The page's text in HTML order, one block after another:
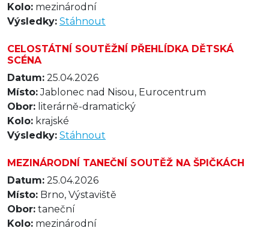
Kolo: mezinárodní
Výsledky: Stáhnout
CELOSTÁTNÍ SOUTĚŽNÍ PŘEHLÍDKA DĚTSKÁ
SCÉNA
Datum: 25.04.2026
Místo:Jablonec nad Nisou, Eurocentrum
Obor: literárně-dramatický
Kolo: krajské
Výsledky: Stáhnout
MEZINÁRODNÍ TANEČNÍ SOUTĚŽ NA ŠPIČKÁCH
Datum: 25.04.2026
Místo: Brno, Výstaviště
Obor: taneční
Kolo: mezinárodní